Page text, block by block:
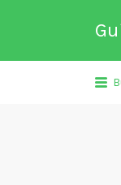
por: